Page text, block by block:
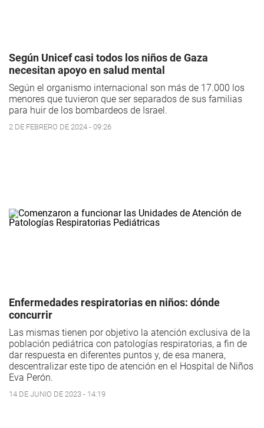
Según Unicef casi todos los niños de Gaza
necesitan apoyo en salud mental
Según el organismo internacional son más de 17.000 los
menores que tuvieron que ser separados de sus familias
para huir de los bombardeos de Israel.
2 DE FEBRERO DE 2024 - 09:26
Enfermedades respiratorias en niños: dónde
concurrir
Las mismas tienen por objetivo la atención exclusiva de la
población pediátrica con patologías respiratorias, a fin de
dar respuesta en diferentes puntos y, de esa manera,
descentralizar este tipo de atención en el Hospital de Niños
Eva Perón.
14 DE JUNIO DE 2023 - 14:19